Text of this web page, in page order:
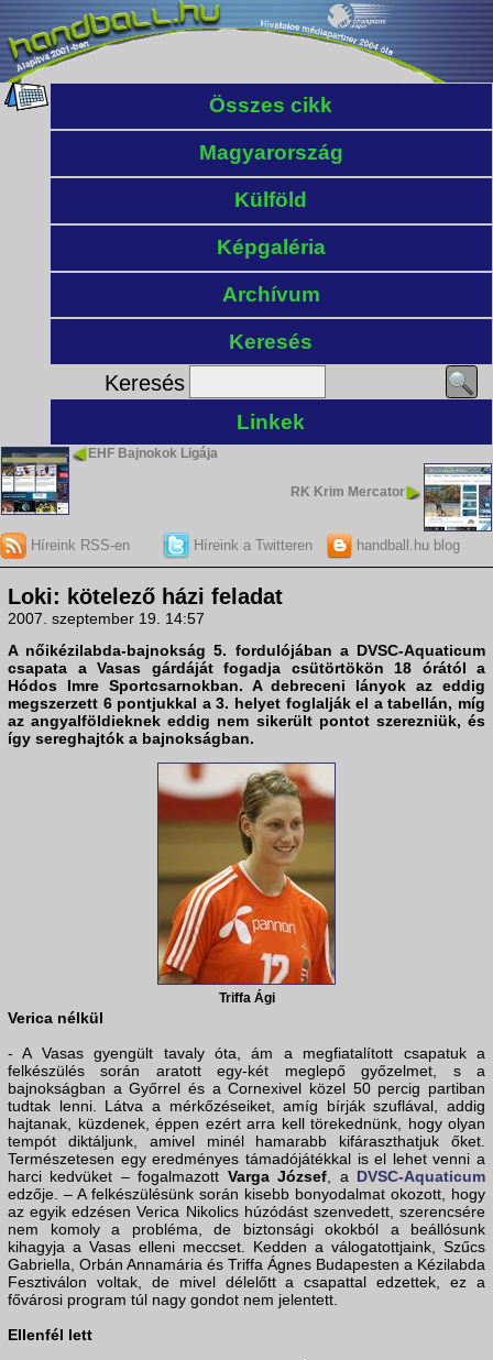
Összes cikk
Magyarország
Külföld
Képgaléria
Archívum
Keresés
Keresés
Linkek
EHF Bajnokok Ligája
RK Krim Mercator
Híreink RSS-en Híreink a Twitteren handball.hu blog
Loki: kötelező házi feladat
2007. szeptember 19. 14:57
A nőikézilabda-bajnokság 5. fordulójában a DVSC-Aquaticum
csapata a Vasas gárdáját fogadja csütörtökön 18 órától a
Hódos Imre Sportcsarnokban. A debreceni lányok az eddig
megszerzett 6 pontjukkal a 3. helyet foglalják el a tabellán, míg
az angyalföldieknek eddig nem sikerült pontot szerezniük, és
így sereghajtók a bajnokságban.
Triffa Ági
Verica nélkül
- A Vasas gyengült tavaly óta, ám a megfiatalított csapatuk a
felkészülés során aratott egy-két meglepő győzelmet, s a
bajnokságban a Győrrel és a Cornexivel közel 50 percig partiban
tudtak lenni. Látva a mérkőzéseiket, amíg bírják szuflával, addig
hajtanak, küzdenek, éppen ezért arra kell törekednünk, hogy olyan
tempót diktáljunk, amivel minél hamarabb kifáraszthatjuk őket.
Természetesen egy eredményes támadójátékkal is el lehet venni a
harci kedvüket – fogalmazott Varga József , a DVSC-Aquaticum
edzője. – A felkészülésünk során kisebb bonyodalmat okozott, hogy
az egyik edzésen Verica Nikolics húzódást szenvedett, szerencsére
nem komoly a probléma, de biztonsági okokból a beállósunk
kihagyja a Vasas elleni meccset. Kedden a válogatottjaink, Szűcs
Gabriella, Orbán Annamária és Triffa Ágnes Budapesten a Kézilabda
Fesztiválon voltak, de mivel délelőtt a csapattal edzettek, ez a
fővárosi program túl nagy gondot nem jelentett.
Ellenfél lett